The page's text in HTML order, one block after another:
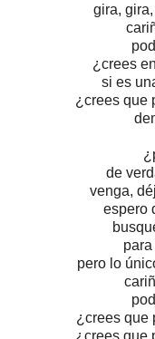
gira,
¿crees
si es
¿crees que
de
venga,
espero
pero lo
¿crees que
¿crees que